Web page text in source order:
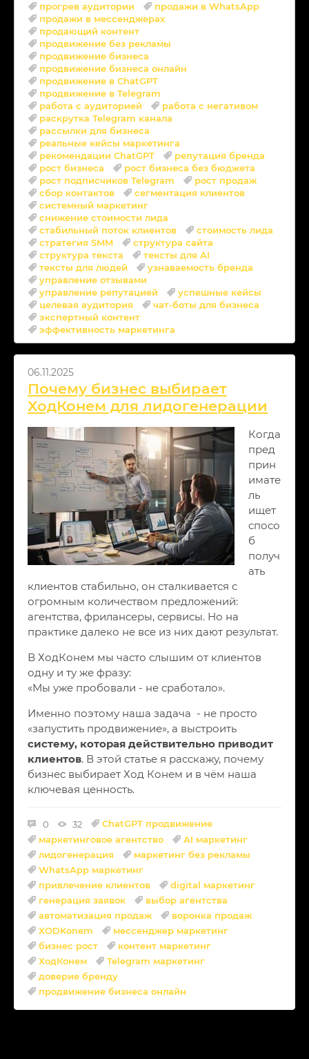
прогрев аудитории
продажи в WhatsApp
продажи в мессенджерах
продающий контент
продвижение без рекламы
продвижение бизнеса
продвижение бизнеса онлайн
продвижение в ChatGPT
продвижение в Telegram
работа с аудиторией
работа с негативом
раскрутка Telegram канала
рассылки для бизнеса
реальные кейсы маркетинга
рекомендации ChatGPT
репутация бренда
рост бизнеса
рост бизнеса без бюджета
рост подписчиков Telegram
рост продаж
сбор контактов
сегментация клиентов
системный маркетинг
снижение стоимости лида
стабильный поток клиентов
стоимость лида
стратегия SMM
структура сайта
структура текста
тексты для AI
тексты для людей
узнаваемость бренда
управление отзывами
управление репутацией
успешные кейсы
целевая аудитория
чат-боты для бизнеса
экспертный контент
эффективность маркетинга
06.11.2025
Почему бизнес выбирает
ХодКонем для лидогенерации
Когда
пред
прин
имате
ль
ищет
спосо
б
получ
ать
клиентов стабильно, он сталкивается с
огромным количеством предложений:
агентства, фрилансеры, сервисы. Но на
практике далеко не все из них дают результат.
В ХодКонем мы часто слышим от клиентов
одну и ту же фразу:
«Мы уже пробовали - не сработало».
Именно поэтому наша задача - не просто
«запустить продвижение», а выстроить
систему, которая действительно приводит
клиентов. В этой статье я расскажу, почему
бизнес выбирает Ход Конем и в чём наша
ключевая ценность.
0 32
ChatGPT продвижение
маркетинговое агентство
AI маркетинг
лидогенерация
маркетинг без рекламы
WhatsApp маркетинг
привлечение клиентов
digital маркетинг
генерация заявок
выбор агентства
автоматизация продаж
воронка продаж
XODKonem
мессенджер маркетинг
бизнес рост
контент маркетинг
ХодКонем
Telegram маркетинг
доверие бренду
продвижение бизнеса онлайн